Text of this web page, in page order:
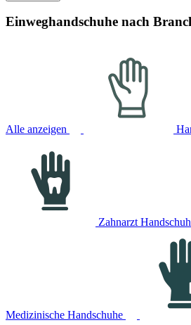
Einweghandschuhe nach
Alle anzeigen
Zahnarzt
Medizinische Handschuhe